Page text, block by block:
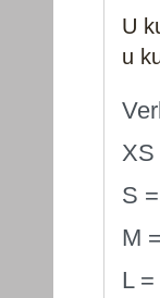
U
u
XS
S
M
L